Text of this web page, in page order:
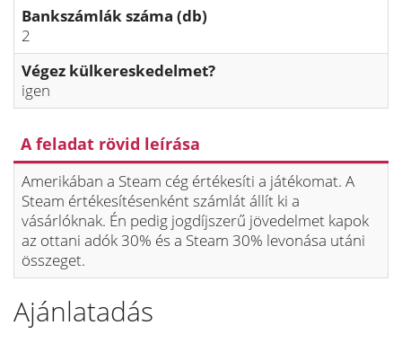
Bankszámlák száma (db)
2
Végez külkereskedelmet?
igen
A feladat rövid leírása
Amerikában a Steam cég értékesíti a játékomat. A
Steam értékesítésenként számlát állít ki a
vásárlóknak. Én pedig jogdíjszerű jövedelmet kapok
az ottani adók 30% és a Steam 30% levonása utáni
összeget.
Ajánlatadás